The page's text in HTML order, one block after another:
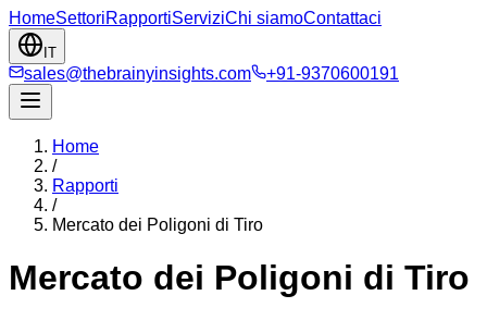
HomeSettoriRapportiServiziChi siamoContattaci
IT
sales@thebrainyinsights.com +91-9370600191
Home
/
Rapporti
/
Mercato dei Poligoni di Tiro
Mercato dei Poligoni di Tiro